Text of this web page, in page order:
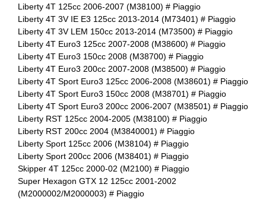
Liberty 4T 125cc 2006-2007 (M38100) # Piaggio
Liberty 4T 3V IE E3 125cc 2013-2014 (M73401) # Piaggio
Liberty 4T 3V LEM 150cc 2013-2014 (M73500) # Piaggio
Liberty 4T Euro3 125cc 2007-2008 (M38600) # Piaggio
Liberty 4T Euro3 150cc 2008 (M38700) # Piaggio
Liberty 4T Euro3 200cc 2007-2008 (M38500) # Piaggio
Liberty 4T Sport Euro3 125cc 2006-2008 (M38601) # Piaggio
Liberty 4T Sport Euro3 150cc 2008 (M38701) # Piaggio
Liberty 4T Sport Euro3 200cc 2006-2007 (M38501) # Piaggio
Liberty RST 125cc 2004-2005 (M38100) # Piaggio
Liberty RST 200cc 2004 (M3840001) # Piaggio
Liberty Sport 125cc 2006 (M38104) # Piaggio
Liberty Sport 200cc 2006 (M38401) # Piaggio
Skipper 4T 125cc 2000-02 (M2100) # Piaggio
Super Hexagon GTX 12 125cc 2001-2002
(M2000002/M2000003) # Piaggio